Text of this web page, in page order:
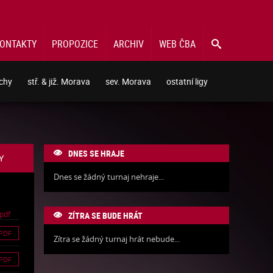

PROPOZICE ARCHIV WEB ČBA
stř. & již. Morava sev. Morava ostatní ligy
pdf
 DNES SE HRAJE
Dnes se žádný turnaj nehraje...
 ZÍTRA SE BUDE HRÁT
Zítra se žádný turnaj hrát nebude...